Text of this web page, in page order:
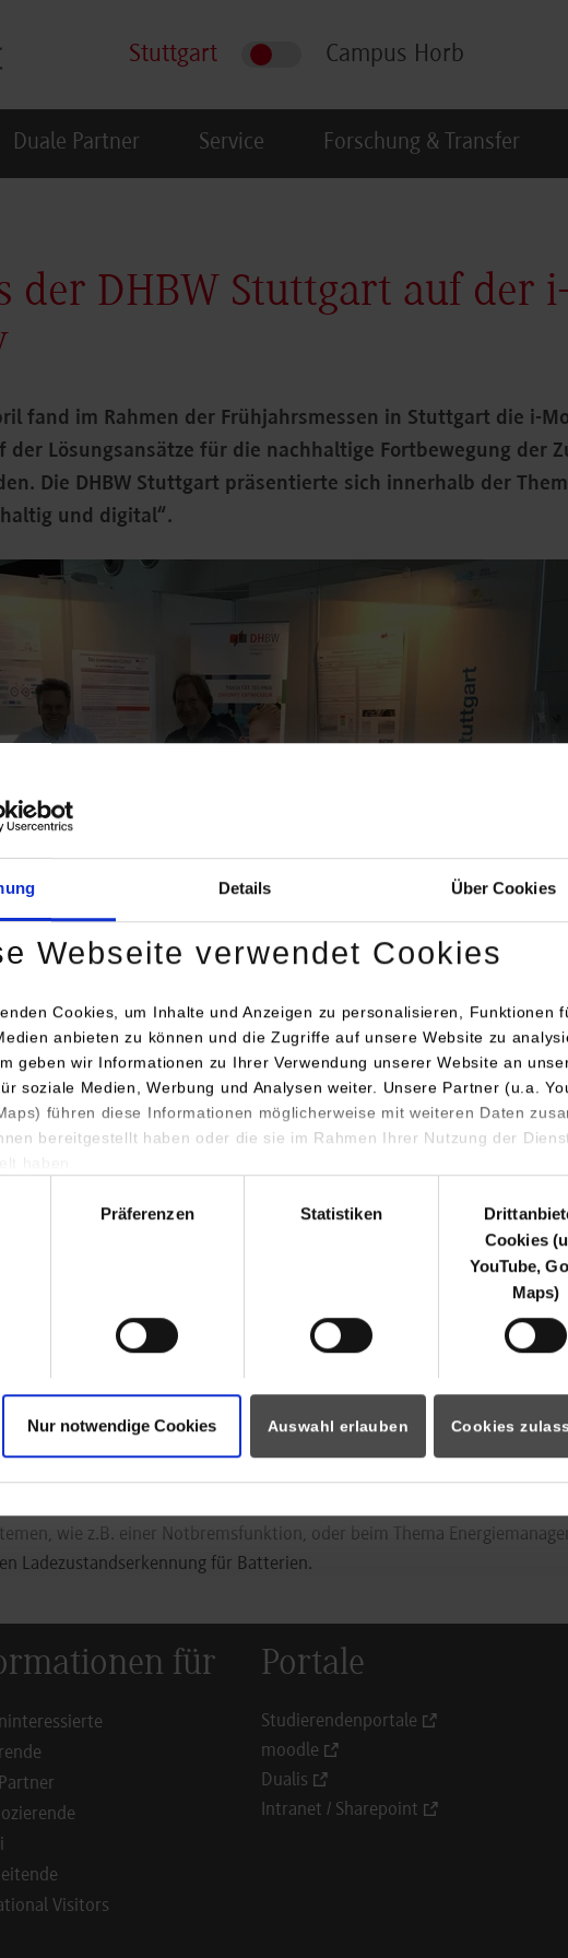
Details Über Cookies
Webseite verwendet Cookies
Cookies, um Inhalte und Anzeigen zu personalisieren, Funktionen
anbieten zu können und die Zugriffe auf unsere Website zu
geben wir Informationen zu Ihrer Verwendung unserer Website an
soziale Medien, Werbung und Analysen weiter. Unsere Partner (u.a.
führen diese Informationen möglicherweise mit weiteren Daten
bereitgestellt haben oder die sie im Rahmen Ihrer Nutzung der
Präferenzen Statistiken
Cookies
YouTube,
Maps)
Nur notwendige Cookies Auswahl erlauben Cookies
Stuttgart Campus Horb
Duale Partner Service Forschung & Transfer
der DHBW Stuttgart auf der i-
fand im Rahmen der Frühjahrsmessen in Stuttgart die i-
der Lösungsansätze für die nachhaltige Fortbewegung der
Die DHBW Stuttgart präsentierte sich innerhalb der
und digital“.
mit dem Verkehrsministerium Baden-Württemberg gestalteten
und Besucher über das breite Angebot intelligenter Verkehrs- und
informieren. Der Studiengang Elektrotechnik der DHBW Stuttgart stellte
aus seinen Lehreprojekten „Pedelec“ und „Automatisiertes Fahren“ vor.
bei Bedienkonzepten und beim Energiemanagement stießen dabei
Demonstration am Stand dienten drei Pedelecs, die mit
eine positive Bilanz nach den Tagen auf der Landesmesse: „Die
mit Fahrradherstellern, fahrradbegeisterten, gut informierten
wie z.B. einer Notbremsfunktion, oder beim Thema
Ladezustandserkennung für Batterien.
für
Visitors
Portale
Studierendenportale
moodle
Dualis
Intranet / Sharepoint